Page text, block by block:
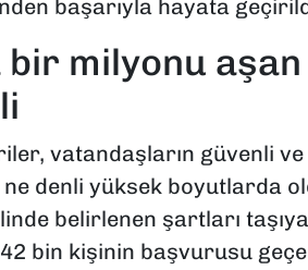
başarıyla hayata
milyonu
vatandaşların güvenli
ne denli yüksek boyutlarda
belirlenen şartları
bin kişinin başvurusu